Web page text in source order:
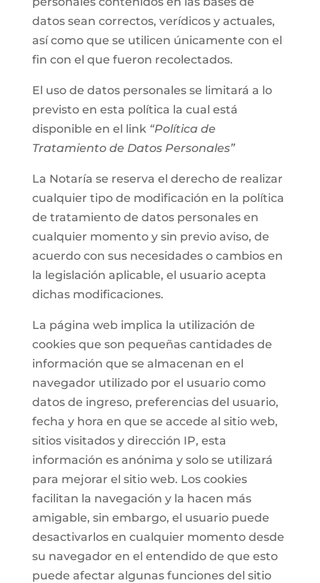
datos sean correctos, verídicos y actuales,
así como que se utilicen únicamente con el
fin con el que fueron recolectados.
El uso de datos personales se limitará a lo
previsto en esta política la cual está
disponible en el link “Política de
Tratamiento de Datos Personales”
La Notaría se reserva el derecho de realizar
cualquier tipo de modificación en la política
de tratamiento de datos personales en
cualquier momento y sin previo aviso, de
acuerdo con sus necesidades o cambios en
la legislación aplicable, el usuario acepta
dichas modificaciones.
La página web implica la utilización de
cookies que son pequeñas cantidades de
información que se almacenan en el
navegador utilizado por el usuario como
datos de ingreso, preferencias del usuario,
fecha y hora en que se accede al sitio web,
sitios visitados y dirección IP, esta
información es anónima y solo se utilizará
para mejorar el sitio web. Los cookies
facilitan la navegación y la hacen más
amigable, sin embargo, el usuario puede
desactivarlos en cualquier momento desde
su navegador en el entendido de que esto
puede afectar algunas funciones del sitio